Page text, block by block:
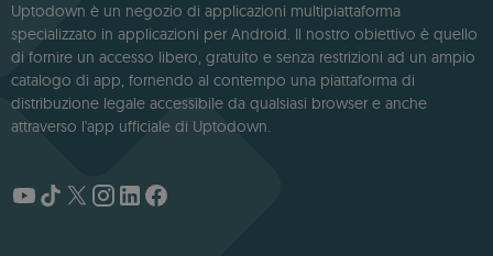
Uptodown è un negozio di applicazioni multipiattaforma
specializzato in applicazioni per Android. Il nostro obiettivo è quello
di fornire un accesso libero, gratuito e senza restrizioni ad un ampio
catalogo di app, fornendo al contempo una piattaforma di
distribuzione legale accessibile da qualsiasi browser e anche
attraverso l'app ufficiale di Uptodown.